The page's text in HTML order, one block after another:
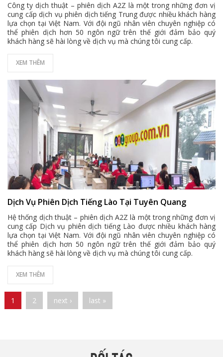
Công ty dịch thuật – phiên dịch A2Z là một trong những đơn vị
cung cấp dịch vụ phiên dịch tiếng Trung được nhiều khách hàng
lựa chọn tại Việt Nam. Với đội ngũ nhân viên chuyên nghiệp có
thể phiên dịch hơn 50 ngôn ngữ trên thế giới đảm bảo quý
khách hàng sẽ hài lòng về dịch vụ mà chúng tôi cung cấp.
XEM THÊM
Dịch Vụ Phiên Dịch Tiếng Lào Tại Tuyên Quang
Hệ thống dịch thuật – phiên dịch A2Z là một trong những đơn vị
cung cấp Dịch vụ phiên dịch tiếng Lào được nhiều khách hàng
lựa chọn tại Việt Nam. Với đội ngũ nhân viên chuyên nghiệp có
thể phiên dịch hơn 50 ngôn ngữ trên thế giới đảm bảo quý
khách hàng sẽ hài lòng về dịch vụ mà chúng tôi cung cấp.
XEM THÊM
Pages
1 2 next › last »